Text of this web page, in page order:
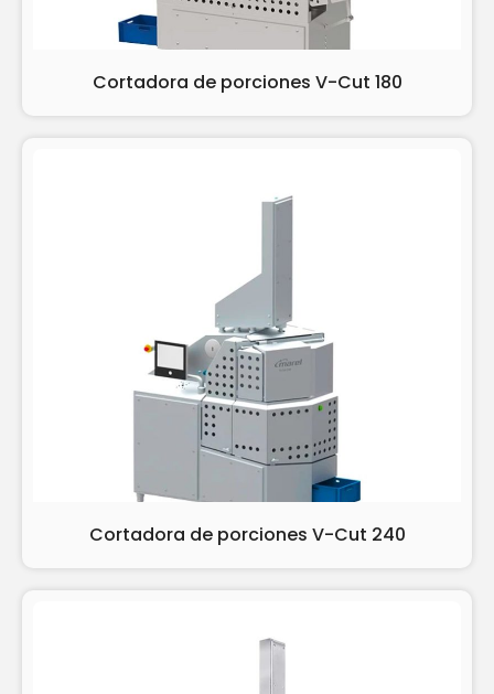
Cortadora de porciones V-Cut 180
Cortadora de porciones V-Cut 240